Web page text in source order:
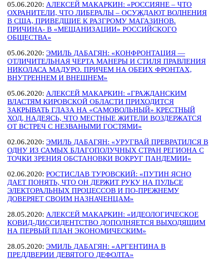
05.06.2020: АЛЕКСЕЙ МАКАРКИН: «РОССИЯНЕ – ЧТО
ОХРАНИТЕЛИ, ЧТО ЛИБЕРАЛЫ – ОСУЖДАЮТ ВОЛНЕНИЯ
В США, ПРИВЕДШИЕ К РАЗГРОМУ МАГАЗИНОВ.
ПРИЧИНА- В «МЕЩАНИЗАЦИИ» РОССИЙСКОГО
ОБЩЕСТВА»
05.06.2020: ЭМИЛЬ ДАБАГЯН: «КОНФРОНТАЦИЯ —
ОТЛИЧИТЕЛЬНАЯ ЧЕРТА МАНЕРЫ И СТИЛЯ ПРАВЛЕНИЯ
НИКОЛАСА МАДУРО. ПРИЧЕМ НА ОБЕИХ ФРОНТАХ,
ВНУТРЕННЕМ И ВНЕШНЕМ»
05.06.2020: АЛЕКСЕЙ МАКАРКИН: «ГРАЖДАНСКИМ
ВЛАСТЯМ КИРОВСКОЙ ОБЛАСТИ ПРИХОДИТСЯ
ЗАКРЫВАТЬ ГЛАЗА НА «САМОВОЛЬНЫЙ» КРЕСТНЫЙ
ХОД, НАДЕЯСЬ, ЧТО МЕСТНЫЕ ЖИТЕЛИ ВОЗДЕРЖАТСЯ
ОТ ВСТРЕЧ С НЕЗВАНЫМИ ГОСТЯМИ»
02.06.2020: ЭМИЛЬ ДАБАГЯН: «УРУГВАЙ ПРЕВРАТИЛСЯ В
ОДНУ ИЗ САМЫХ БЛАГОПОЛУЧНЫХ СТРАН РЕГИОНА С
ТОЧКИ ЗРЕНИЯ ОБСТАНОВКИ ВОКРУГ ПАНДЕМИИ»
02.06.2020: РОСТИСЛАВ ТУРОВСКИЙ: «ПУТИН ЯСНО
ДАЕТ ПОНЯТЬ, ЧТО ОН ДЕРЖИТ РУКУ НА ПУЛЬСЕ
ЭЛЕКТОРАЛЬНЫХ ПРОЦЕССОВ И ПО-ПРЕЖНЕМУ
ДОВЕРЯЕТ СВОИМ НАЗНАЧЕНЦАМ»
28.05.2020: АЛЕКСЕЙ МАКАРКИН: «ИДЕОЛОГИЧЕСКОЕ
КОВИД-ДИССИДЕНТСТВО ДОПОЛНЯЕТСЯ ВЫХОДЯЩИМ
НА ПЕРВЫЙ ПЛАН ЭКОНОМИЧЕСКИМ»
28.05.2020: ЭМИЛЬ ДАБАГЯН: «АРГЕНТИНА В
ПРЕДДВЕРИИ ДЕВЯТОГО ДЕФОЛТА»